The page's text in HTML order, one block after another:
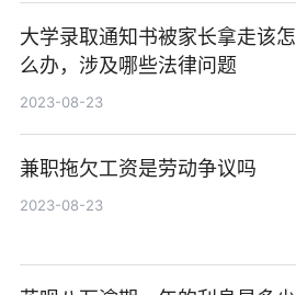
大学录取通知书被家长拿走该怎
么办，涉及哪些法律问题
2023-08-23
兼职拖欠工资是劳动争议吗
2023-08-23